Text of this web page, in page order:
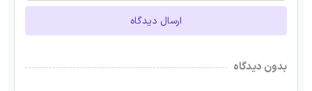
ارسال دیدگاه
بدون دیدگاه